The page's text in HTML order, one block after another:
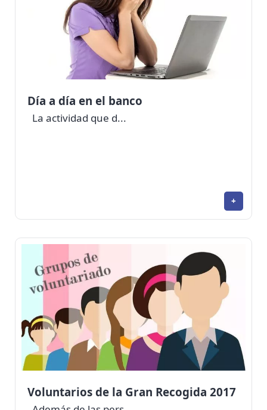
Día a día en el banco
La actividad que d...
+
Voluntarios de la Gran Recogida 2017